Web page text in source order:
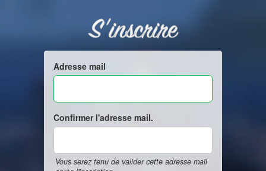
S'inscrire
Adresse mail
Confirmer l'adresse mail.
Vous serez tenu de valider cette adresse mail